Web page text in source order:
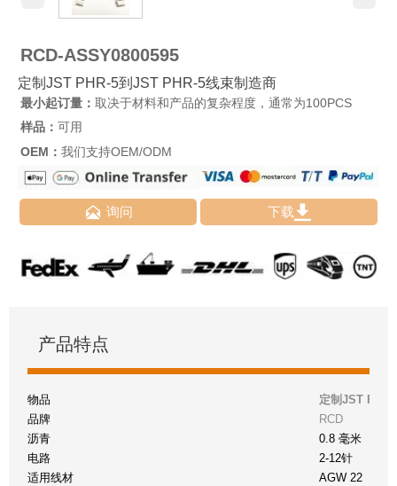
RCD-ASSY0800595
定制JST PHR-5到JST PHR-5线束制造商
最小起订量： 取决于材料和产品的复杂程度，通常为100PCS
样品： 可用
OEM： 我们支持OEM/ODM
 询问 下载
产品特点
物品
定制JST
品牌
RCD
沥青
0.8 毫米
电路
2-12针
适用线材
AGW 22